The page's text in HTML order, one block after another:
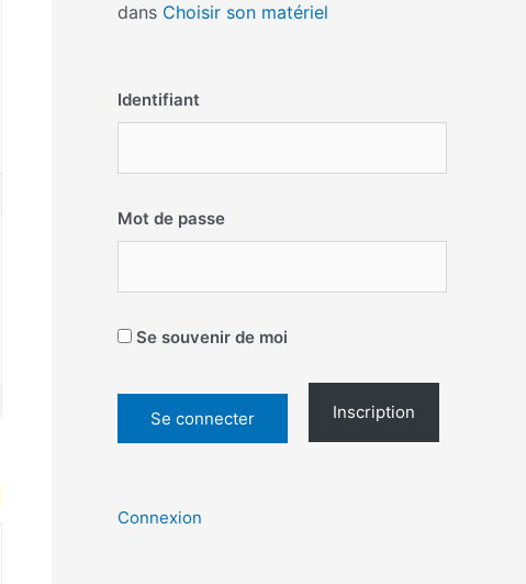
dans Choisir son matériel
Identifiant
Mot de passe
Se souvenir de moi
Inscription
Connexion